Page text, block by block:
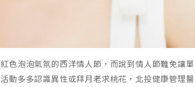
色泡泡氣氛的西洋情人節，而說到情人節難免讓
動多多認識異性或拜月老求桃花，北投健康管理